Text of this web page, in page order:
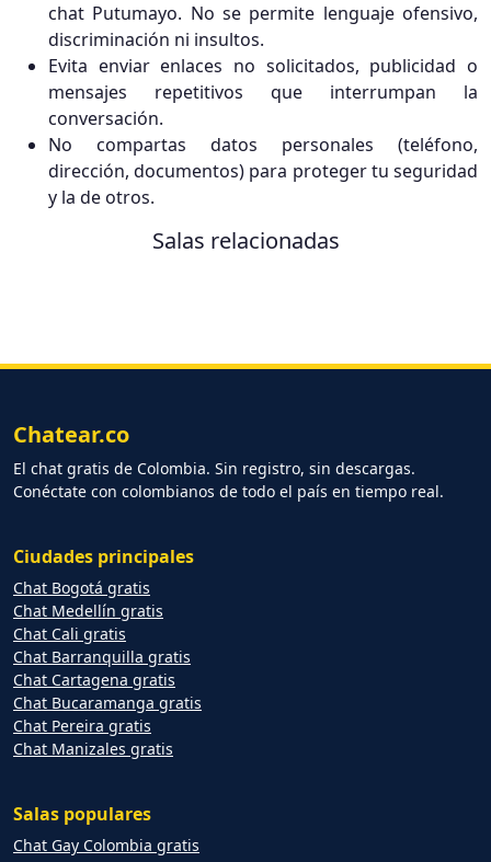
chat Putumayo. No se permite lenguaje ofensivo,
discriminación ni insultos.
Evita enviar enlaces no solicitados, publicidad o
mensajes repetitivos que interrumpan la
conversación.
No compartas datos personales (teléfono,
dirección, documentos) para proteger tu seguridad
y la de otros.
Salas relacionadas
Chatear.co
El chat gratis de Colombia. Sin registro, sin descargas.
Conéctate con colombianos de todo el país en tiempo real.
Ciudades principales
Chat Bogotá gratis
Chat Medellín gratis
Chat Cali gratis
Chat Barranquilla gratis
Chat Cartagena gratis
Chat Bucaramanga gratis
Chat Pereira gratis
Chat Manizales gratis
Salas populares
Chat Gay Colombia gratis